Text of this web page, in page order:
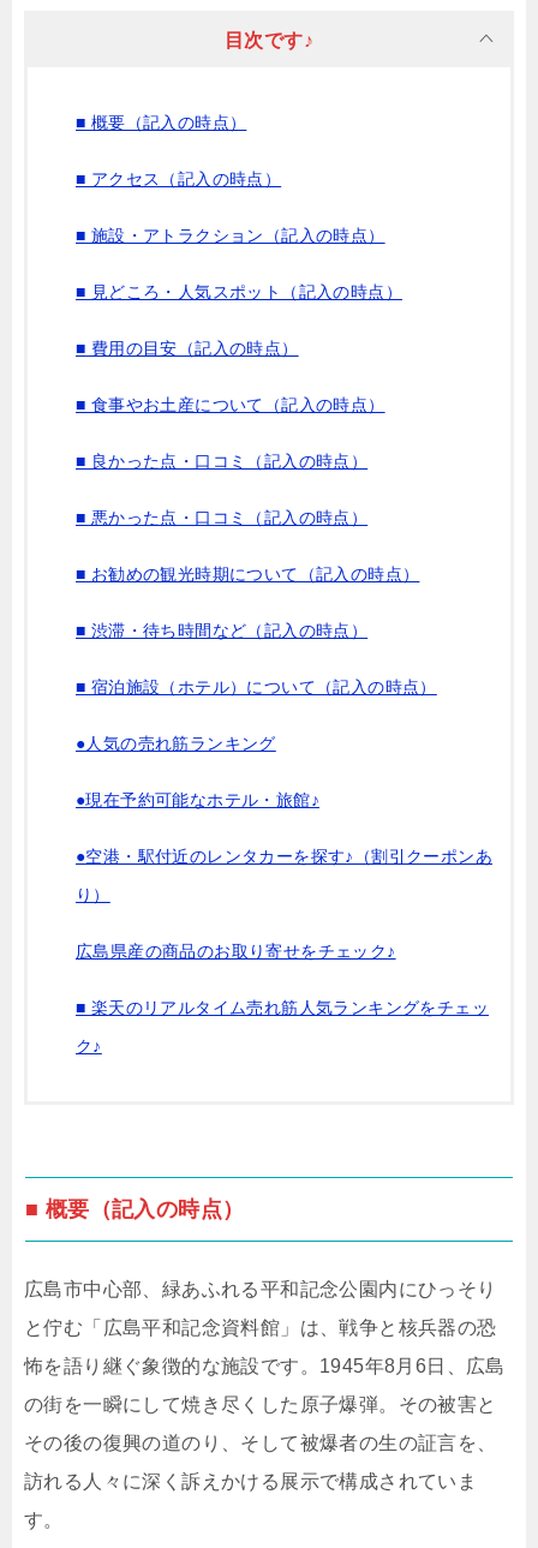
目次です♪
■ 概要（記入の時点）
■ アクセス（記入の時点）
■ 施設・アトラクション（記入の時点）
■ 見どころ・人気スポット（記入の時点）
■ 費用の目安（記入の時点）
■ 食事やお土産について（記入の時点）
■ 良かった点・口コミ（記入の時点）
■ 悪かった点・口コミ（記入の時点）
■ お勧めの観光時期について（記入の時点）
■ 渋滞・待ち時間など（記入の時点）
■ 宿泊施設（ホテル）について（記入の時点）
●人気の売れ筋ランキング
●現在予約可能なホテル・旅館♪
●空港・駅付近のレンタカーを探す♪（割引クーポンあ
り）
広島県産の商品のお取り寄せをチェック♪
■ 楽天のリアルタイム売れ筋人気ランキングをチェッ
ク♪
■ 概要（記入の時点）
広島市中心部、緑あふれる平和記念公園内にひっそり
と佇む「広島平和記念資料館」は、戦争と核兵器の恐
怖を語り継ぐ象徴的な施設です。1945年8月6日、広島
の街を一瞬にして焼き尽くした原子爆弾。その被害と
その後の復興の道のり、そして被爆者の生の証言を、
訪れる人々に深く訴えかける展示で構成されていま
す。